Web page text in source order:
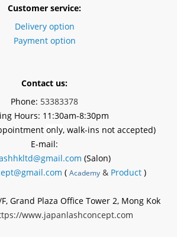
Customer service:
Delivery option
Payment option
Contact us:
Phone: 53383378
Hours: 11:30am-8:30pm
only, walk-ins not accepted)
E-mail:
(Salon)
( Academy& Product )
Grand Plaza Office Tower 2, Mong Kok
www.japanlashconcept.com